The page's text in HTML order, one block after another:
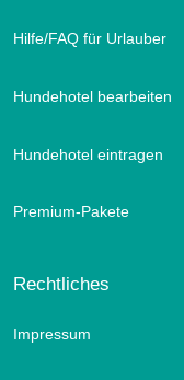
Hilfe/FAQ für Urlauber
Hundehotel bearbeiten
Hundehotel eintragen
Premium-Pakete
Rechtliches
Impressum